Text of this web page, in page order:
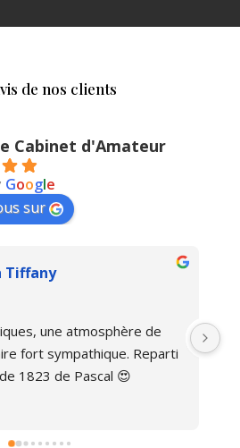
de nos clients
Cabinet d'Amateur
Google
sur
Tiffany
une atmosphère de
fort sympathique. Reparti
1823 de Pascal 😍